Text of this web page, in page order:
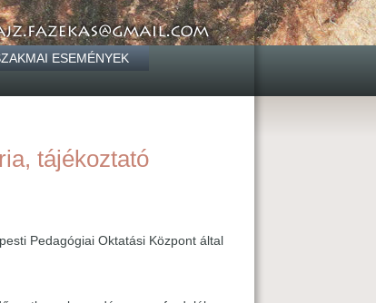
ESEMÉNYEK
tájékoztató
Pedagógiai Oktatási Központ által